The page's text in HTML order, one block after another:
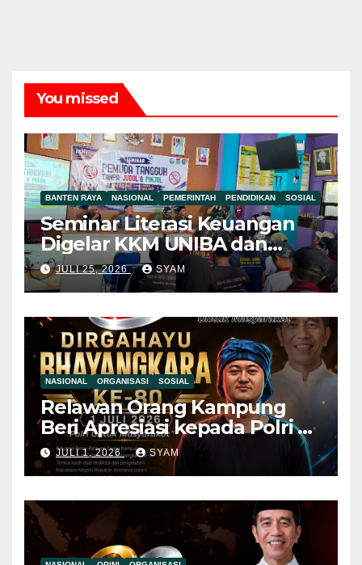
You missed
BANTEN RAYA NASIONAL PEMERINTAH PENDIDIKAN SOSIAL
Seminar Literasi Keuangan
Digelar KKM UNIBA dan
Pemdes Mekar Baru,
Pemuda Diajak Jauhi Judol
KKM UNIBA Ajak Pemuda
JULI 25, 2026 SYAM
NASIONAL ORGANISASI SOSIAL
Relawan Orang Kampung
Beri Apresiasi kepada Polri di
Hari Bhayangkara ke-80, Nilai
Sinergitas Penegakan
JULI 1, 2026 SYAM